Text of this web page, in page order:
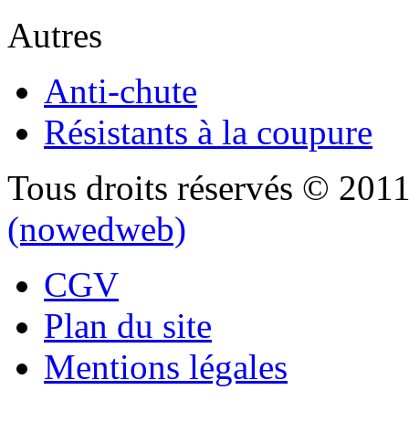
Autres
Anti-chute
Résistants à la coupure
Tous droits réservés ©
(nowedweb)
CGV
Plan du site
Mentions légales